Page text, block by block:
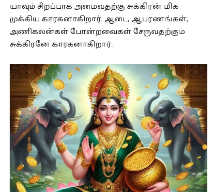
யாவும் சிறப்பாக அமைவதற்கு சுக்கிரன் மிக
முக்கிய காரகனாகிறார். ஆடை, ஆபரணங்கள்,
அணிகலன்கள் போன்றவைகள் சேருவதற்கும்
சுக்கிரனே காரகனாகிறார்.